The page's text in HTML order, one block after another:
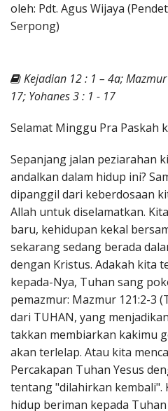
Berita Kegiatan
Materi
Penerbitan
oleh: Pdt. Agus Wijaya
Serpong)
Kejadian 12 : 1 – 4a;
17; Yohanes 3 : 1 - 17
Selamat Minggu Pra Paskah
Sepanjang jalan peziarahan
andalkan dalam hidup ini?
dipanggil dari keberdosaan
Allah untuk diselamatkan.
baru, kehidupan kekal
sekarang sedang berada
dengan Kristus. Adakah kita
kepada-Nya, Tuhan sang
pemazmur: Mazmur 121:2-3
dari TUHAN, yang
takkan membiarkan kakimu
akan terlelap. Atau kita
Percakapan Tuhan Yesus
tentang "dilahirkan kembali".
hidup beriman kepada